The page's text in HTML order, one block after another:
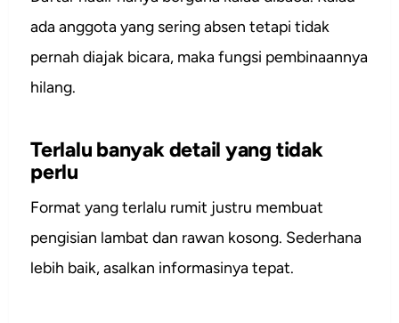
ada anggota yang sering absen tetapi tidak
pernah diajak bicara, maka fungsi pembinaannya
hilang.
Terlalu banyak detail yang tidak
perlu
Format yang terlalu rumit justru membuat
pengisian lambat dan rawan kosong. Sederhana
lebih baik, asalkan informasinya tepat.